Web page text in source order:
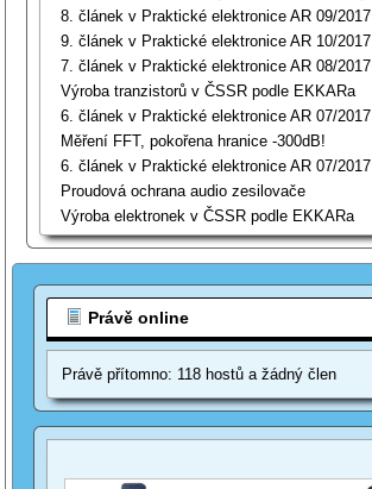
8. článek v Praktické elektronice AR 09/2017
9. článek v Praktické elektronice AR 10/2017
7. článek v Praktické elektronice AR 08/2017
Výroba tranzistorů v ČSSR podle EKKARa
6. článek v Praktické elektronice AR 07/
Měření FFT, pokořena hranice -300dB!
6. článek v Praktické elektronice AR 07/2017
Proudová ochrana audio zesilovače
Výroba elektronek v ČSSR podle EKKARa
Právě online
Právě přítomno: 118 hostů a žádný člen